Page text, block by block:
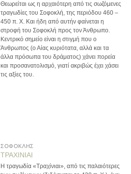
Θεωρείται ως η αρχαιότερη από τις σωζόμενες
τραγωδίες του Σοφοκλή, της περιόδου 460 –
450 π. Χ. Και ήδη από αυτήν φαίνεται η
στροφή του Σοφοκλή προς τον Άνθρωπο.
Κεντρικό σημείο είναι η στιγμή που ο
Άνθρωπος (ο Αίας κυριότατα, αλλά και τα
άλλα πρόσωπα του δράματος) χάνει πορεία
και προσανατολισμό, γιατί ακριβώς έχει χάσει
τις αξίες του.
ΣΟΦΟΚΛΗΣ
ΤΡΑΧΙΝΙΑΙ
Η τραγωδία «Τραχίνιαι», από τις παλαιότερες